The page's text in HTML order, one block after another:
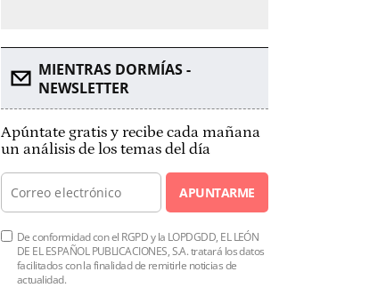
MIENTRAS DORMÍAS -
NEWSLETTER
Apúntate gratis y recibe cada mañana
un análisis de los temas del día
APUNTARME
De conformidad con el RGPD y la LOPDGDD, EL LEÓN
DE EL ESPAÑOL PUBLICACIONES, S.A. tratará los datos
facilitados con la finalidad de remitirle noticias de
actualidad.